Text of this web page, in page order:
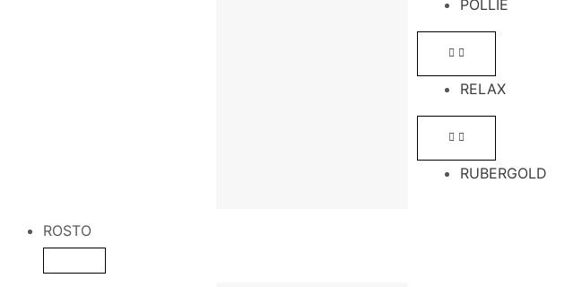
POLLIE
RELAX
RUBERGOLD
ROSTO